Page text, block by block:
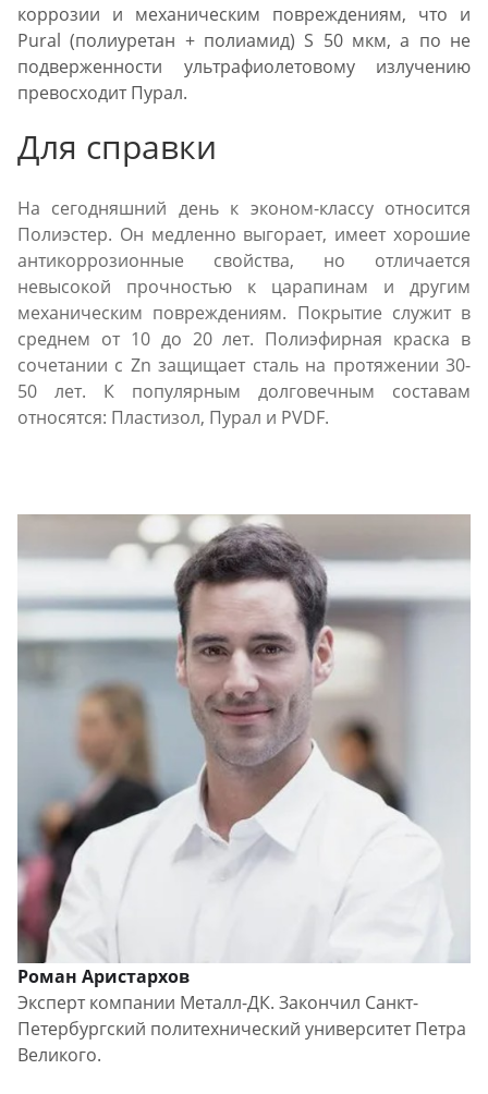
коррозии и механическим повреждениям, что и
Pural (полиуретан + полиамид) S 50 мкм, а по не
подверженности ультрафиолетовому излучению
превосходит Пурал.
Для справки
На сегодняшний день к эконом-классу относится
Полиэстер. Он медленно выгорает, имеет хорошие
антикоррозионные свойства, но отличается
невысокой прочностью к царапинам и другим
механическим повреждениям. Покрытие служит в
среднем от 10 до 20 лет. Полиэфирная краска в
сочетании с Zn защищает сталь на протяжении 30-
50 лет. К популярным долговечным составам
относятся: Пластизол, Пурал и PVDF.
Роман Аристархов
Эксперт компании Металл-ДК. Закончил Санкт-
Петербургский политехнический университет Петра
Великого.